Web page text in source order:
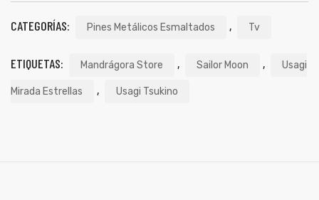
CATEGORÍAS: Pines Metálicos Esmaltados , Tv
ETIQUETAS: Mandrágora Store , Sailor Moon , Usagi
Mirada Estrellas , Usagi Tsukino